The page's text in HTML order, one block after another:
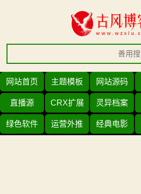
Search
for:
网站首页 主题模板 网站源码
直播源 CRX扩展 灵异档案
绿色软件 运营外推 经典电影